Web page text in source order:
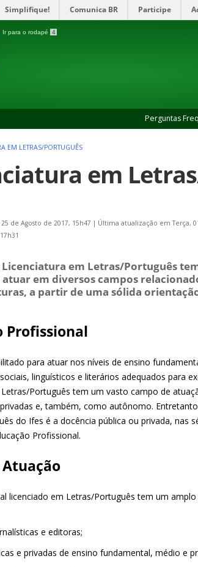
Simplifique! Comunica BR Participe
Ir para o rodapé 4
Perguntas
EM LETRAS/PORTUGUÊS
em
de Agosto de 2017, 15h47 | Última atualização em Terça,
Licenciatura em Letras/Português
atuar em diversos campos
a partir de uma sólida
Profissional
para atuar nos níveis de ensino
linguísticos e literários adequados para
Português tem um vasto campo de
e, também, como autônomo.
do Ifes é a docência pública ou privada, nas
Profissional.
licenciado em Letras/Português tem um
e editoras;
e privadas de ensino fundamental, médio e